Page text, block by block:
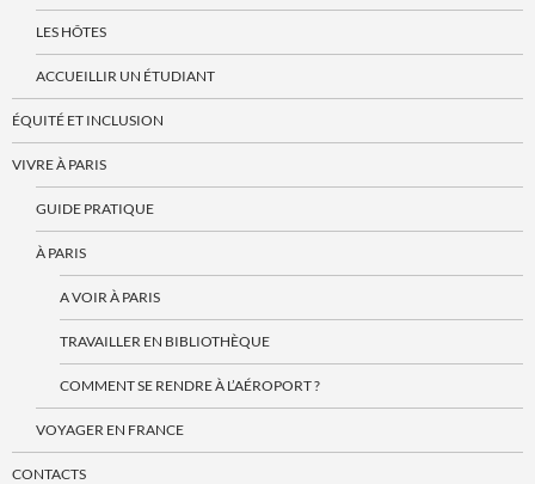
LES HÔTES
ACCUEILLIR UN ÉTUDIANT
ÉQUITÉ ET INCLUSION
VIVRE À PARIS
GUIDE PRATIQUE
À PARIS
A VOIR À PARIS
TRAVAILLER EN BIBLIOTHÈQUE
COMMENT SE RENDRE À L’AÉROPORT ?
VOYAGER EN FRANCE
CONTACTS